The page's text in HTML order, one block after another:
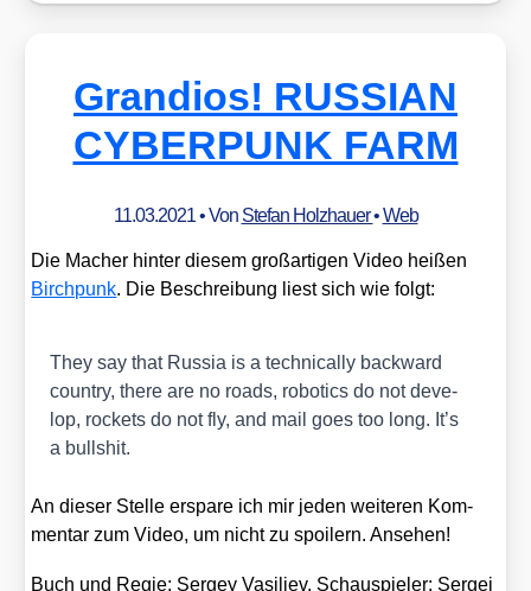
Grandios! RUSSIAN
CYBERPUNK FARM
11.03.2021• Von Stefan Holzhauer•Web
Die Macher hin­ter die­sem groß­ar­ti­gen Video hei­ßen
Birch­punk. Die Beschrei­bung liest sich wie folgt:
They say that Rus­sia is a tech­ni­cal­ly back­ward
coun­try, the­re are no roads, robo­tics do not deve­
lop, rockets do not fly, and mail goes too long. It’s
a bull­shit.
An die­ser Stel­le erspa­re ich mir jeden wei­te­ren Kom­
men­tar zum Video, um nicht zu spoi­lern. Anse­hen!
Buch und Regie: Ser­gey Vasi­liev, Schau­spie­ler: Ser­gei